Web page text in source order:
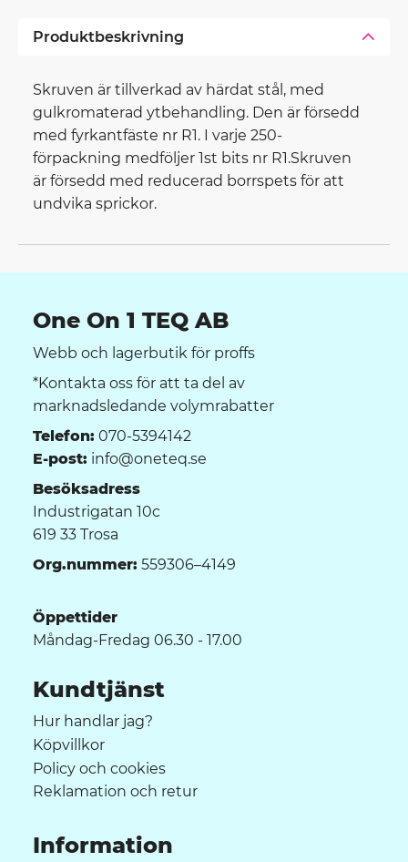
Produktbeskrivning
Skruven är tillverkad av härdat stål, med
gulkromaterad ytbehandling. Den är försedd
med fyrkantfäste nr R1. I varje 250-
förpackning medföljer 1st bits nr R1.Skruven
är försedd med reducerad borrspets för att
undvika sprickor.
One On 1 TEQ AB
Webb och lagerbutik för proffs
*Kontakta oss för att ta del av
marknadsledande volymrabatter
Telefon: 070-5394142
E-post: info@oneteq.se
Besöksadress
Industrigatan 10c
619 33 Trosa
Org.nummer: 559306–4149
Öppettider
Måndag-Fredag 06.30 - 17.00
Kundtjänst
Hur handlar jag?
Köpvillkor
Policy och cookies
Reklamation och retur
Information